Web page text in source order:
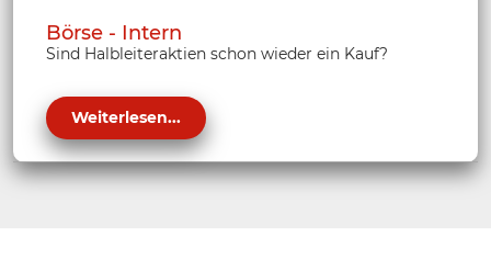
Börse - Intern
Sind Halbleiteraktien schon wieder ein Kauf?
Weiterlesen...